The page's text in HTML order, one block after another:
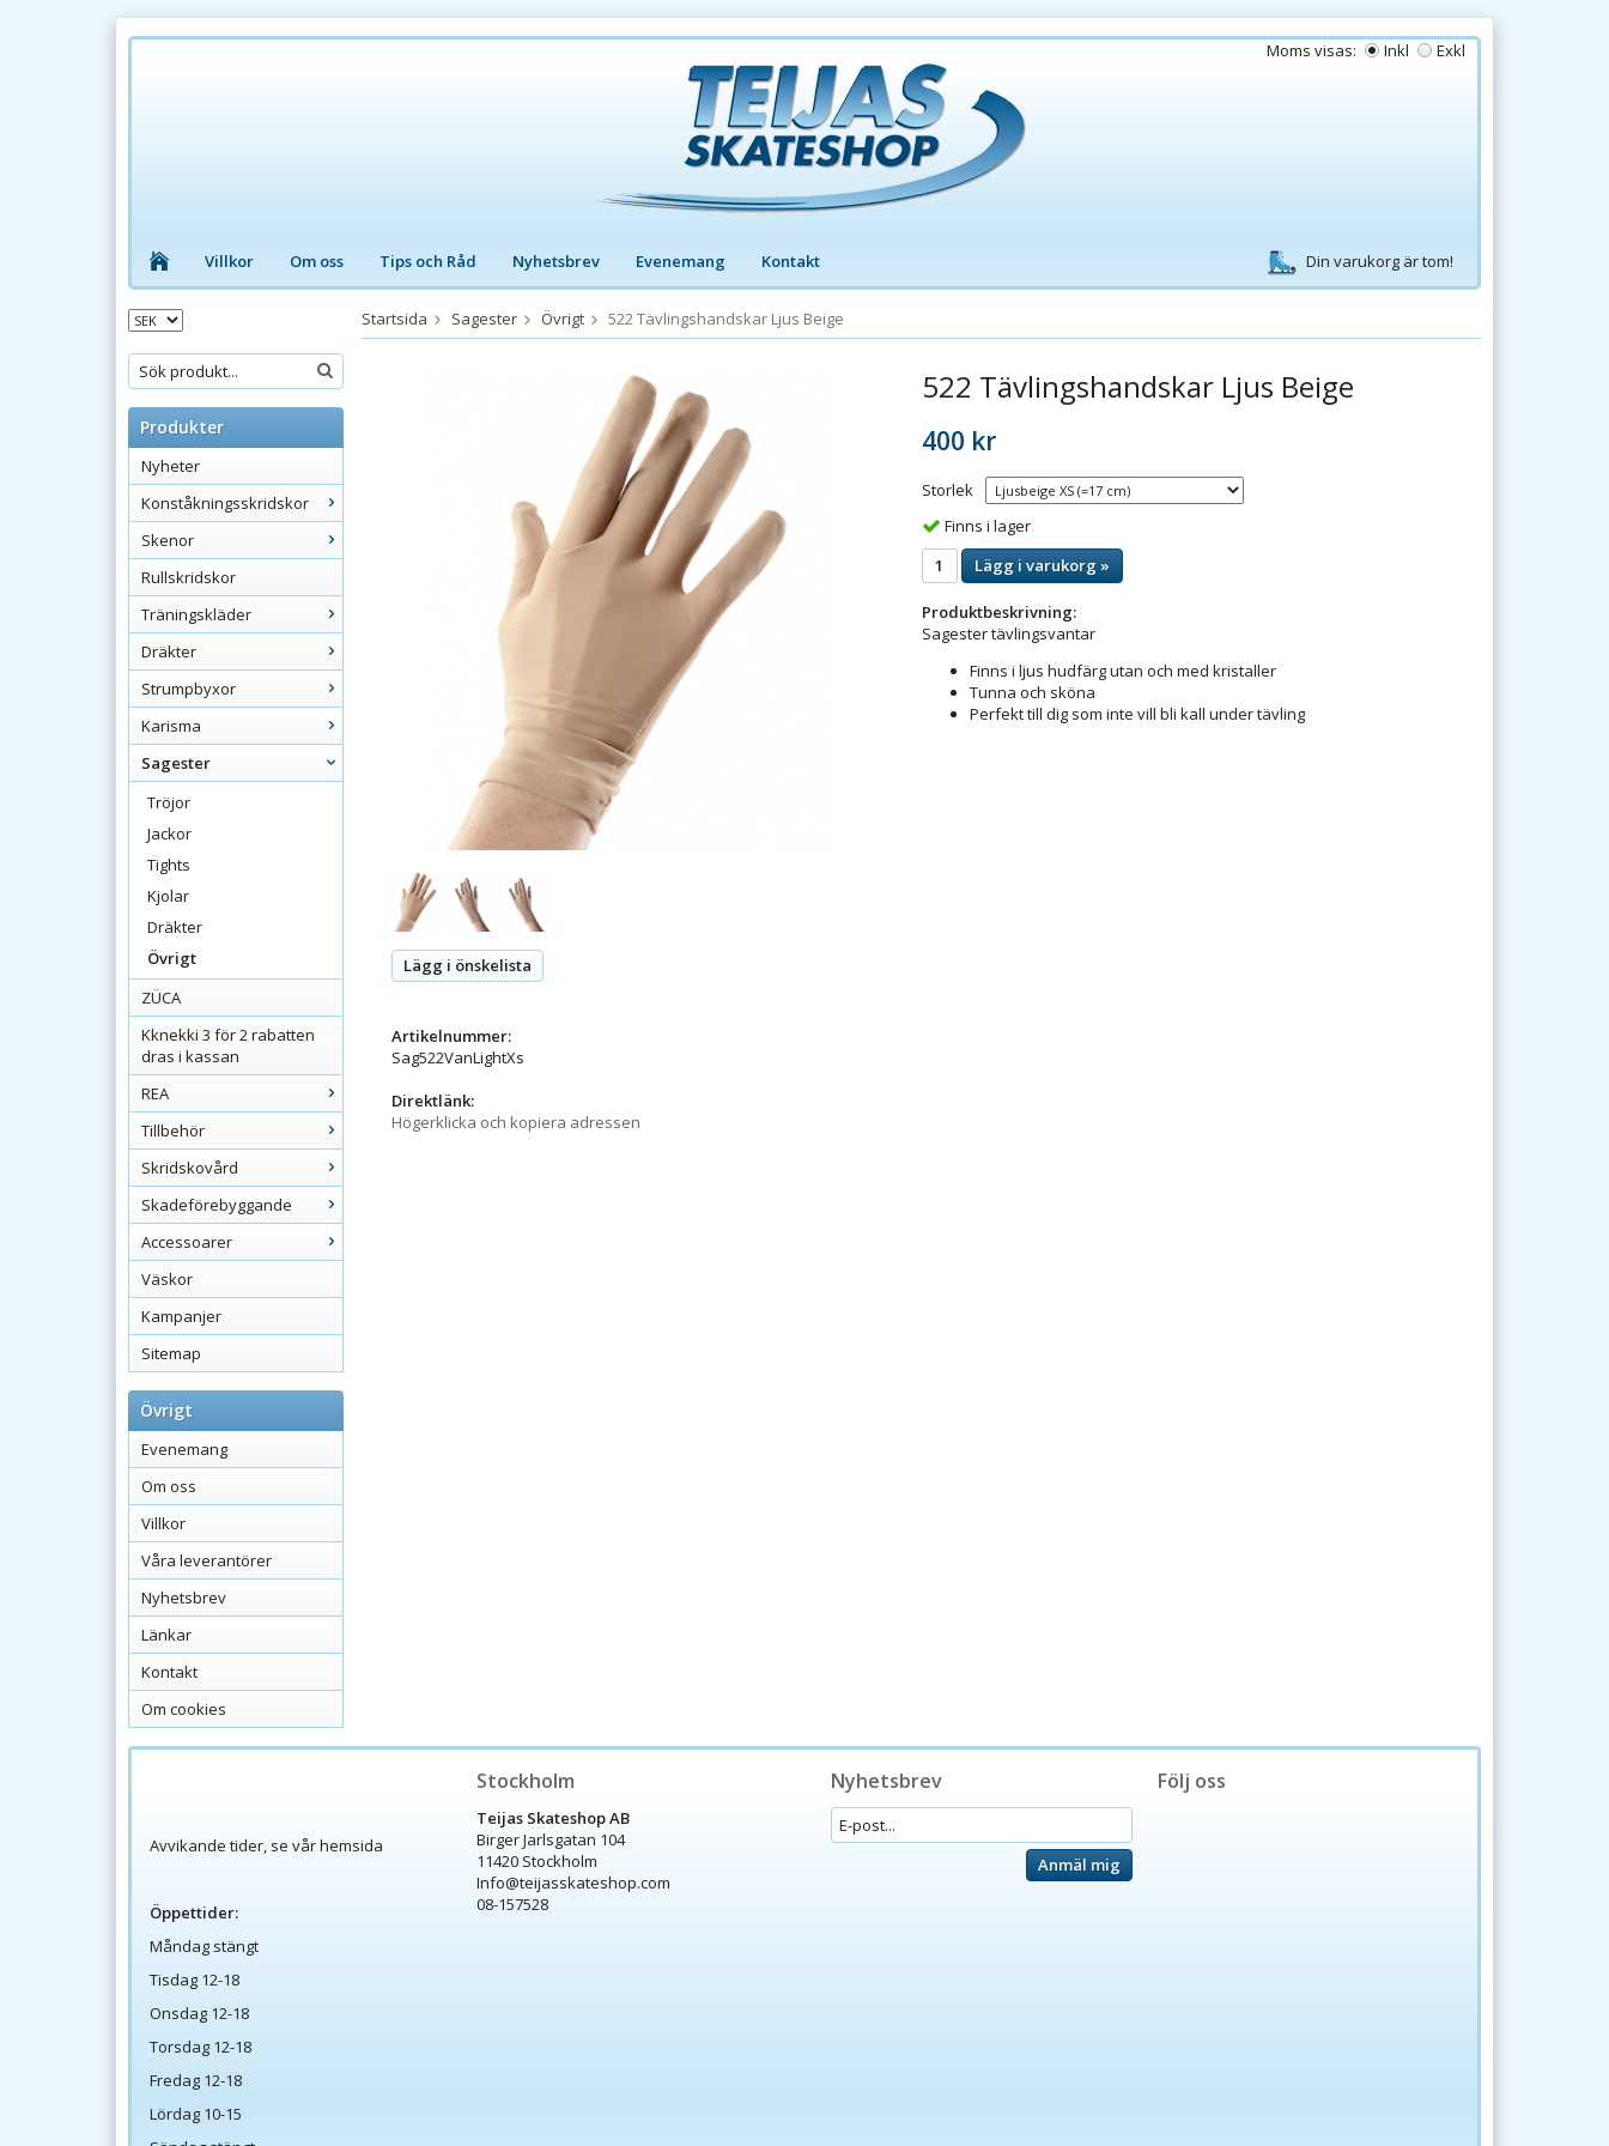
Moms visas: Inkl Exkl
Villkor Om oss Tips och Råd Nyhetsbrev Evenemang Kontakt Din varukorg är tom!
Produkter
Nyheter
Konståkningsskridskor
Skenor
Rullskridskor
Träningskläder
Dräkter
Strumpbyxor
Karisma
Sagester
Tröjor
Jackor
Tights
Kjolar
Dräkter
Övrigt
ZÜCA
Kknekki 3 för 2 rabatten
dras i kassan
REA
Tillbehör
Skridskovård
Skadeförebyggande
Accessoarer
Väskor
Kampanjer
Sitemap
Övrigt
Evenemang
Om oss
Villkor
Våra leverantörer
Nyhetsbrev
Länkar
Kontakt
Om cookies
Startsida Sagester Övrigt 522 Tävlingshandskar Ljus Beige
522 Tävlingshandskar Ljus Beige
400 kr
Storlek
Finns i lager
Lägg i varukorg »
Produktbeskrivning:
Sagester tävlingsvantar
Finns i ljus hudfärg utan och med kristaller
Tunna och sköna
Perfekt till dig som inte vill bli kall under tävling
Lägg i önskelista
Artikelnummer:
Sag522VanLightXs
Direktlänk:
Högerklicka och kopiera adressen
Avvikande tider, se vår hemsida
Öppettider:
Måndag stängt
Tisdag 12-18
Onsdag 12-18
Torsdag 12-18
Fredag 12-18
Lördag 10-15
Stockholm
Teijas Skateshop AB
Birger Jarlsgatan 104
11420 Stockholm
Info@teijasskateshop.com
08-157528
Följ oss
Nyhetsbrev
Anmäl mig